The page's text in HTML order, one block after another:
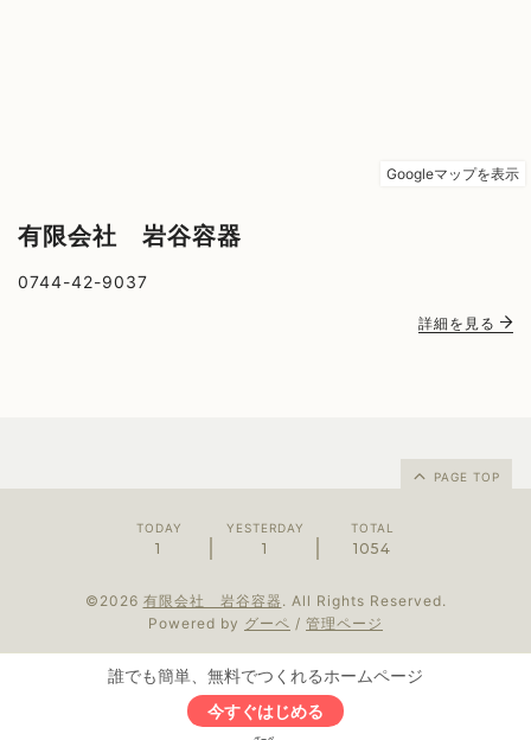
有限会社 岩谷容器
0744-42-9037
詳細を見る
PAGE TOP
TODAY
1
YESTERDAY
1
TOTAL
1054
©2026 有限会社 岩谷容器 . All Rights Reserved.
Powered by グーペ / 管理ページ
誰でも簡単、無料でつくれるホームページ
今すぐはじめる